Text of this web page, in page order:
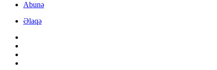
Abunə
Əlaqə